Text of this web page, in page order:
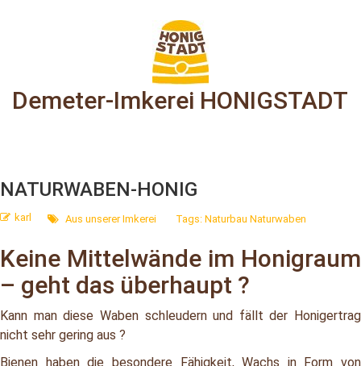
Demeter-Imkerei HONIGSTADT
NATURWABEN-HONIG
Aus unserer Imkerei
karl Tags: Naturbau Naturwaben
Keine Mittelwände im Honigraum
– geht das überhaupt ?
Kann man diese Waben schleudern und fällt der Honigertrag
nicht sehr gering aus ?
Bienen haben die besondere Fähigkeit, Wachs in Form von